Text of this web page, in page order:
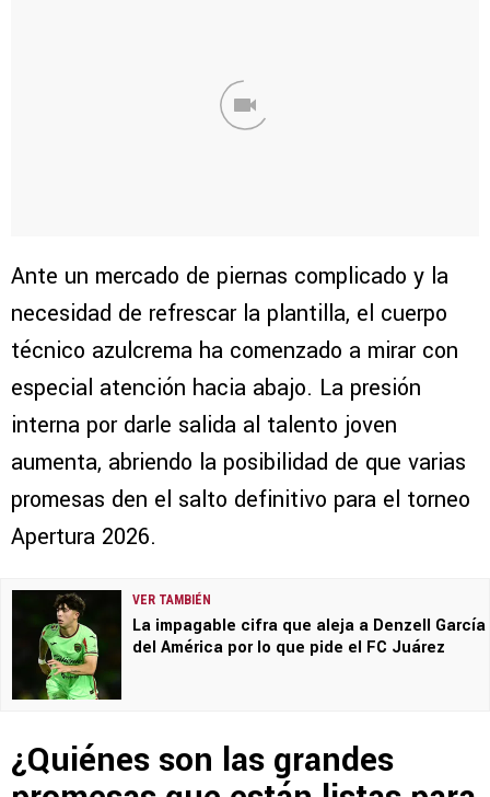
Ante un mercado de piernas complicado y la
necesidad de refrescar la plantilla, el cuerpo
técnico azulcrema ha comenzado a mirar con
especial atención hacia abajo. La presión
interna por darle salida al talento joven
aumenta, abriendo la posibilidad de que varias
promesas den el salto definitivo para el torneo
Apertura 2026.
VER TAMBIÉN
La impagable cifra que aleja a Denzell García
del América por lo que pide el FC Juárez
¿Quiénes son las grandes